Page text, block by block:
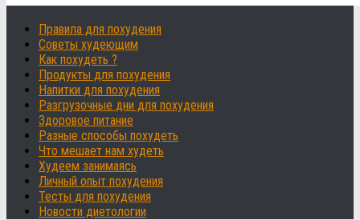
Правила для похудения
Советы худеющим
Как похудеть ?
Продукты для похудения
Напитки для похудения
Разгрузочные дни для похудения
Здоровое питание
Разные способы похудеть
Что мешает нам худеть
Худеем занимаясь
Личный опыт похудения
Тесты для похудения
Новости диетологии